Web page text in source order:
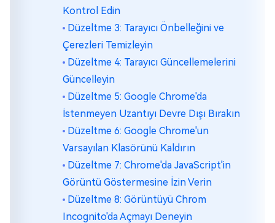
Kontrol Edin
Düzeltme 3: Tarayıcı Önbelleğini ve
Çerezleri Temizleyin
Düzeltme 4: Tarayıcı Güncellemelerini
Güncelleyin
Düzeltme 5: Google Chrome'da
İstenmeyen Uzantıyı Devre Dışı Bırakın
Düzeltme 6: Google Chrome'un
Varsayılan Klasörünü Kaldırın
Düzeltme 7: Chrome'da JavaScript'in
Görüntü Göstermesine İzin Verin
Düzeltme 8: Görüntüyü Chrom
Incognito'da Açmayı Deneyin